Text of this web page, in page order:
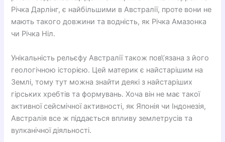
Річка Дарлінг, є найбільшими в Австралії, проте вони не
мають такого довжини та водність, як Річка Амазонка
чи Річка Ніл.
Унікальність рельєфу Австралії також пов\’язана з його
геологічною історією. Цей материк є найстарішим на
Землі, тому тут можна знайти деякі з найстаріших
гірських хребтів та формувань. Хоча він не має такої
активної сейсмічної активності, як Японія чи Індонезія,
Австралія все ж піддається впливу землетрусів та
вулканічної діяльності.